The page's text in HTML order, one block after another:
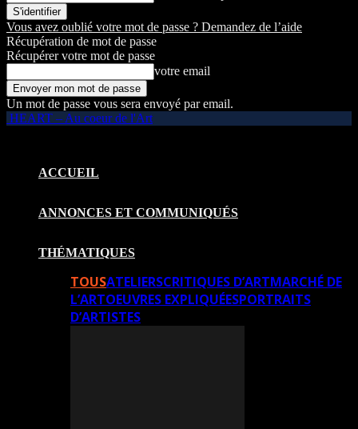
Vous avez oublié votre mot de passe ? Demandez de l’aide
Récupération de mot de passe
Récupérer votre mot de passe
votre email
Un mot de passe vous sera envoyé par email.
HEART – Au coeur de l'Art
ACCUEIL
ANNONCES ET COMMUNIQUÉS
THÉMATIQUES
TOUSATELIERSCRITIQUES D’ARTMARCHÉ DE
L’ARTOEUVRES EXPLIQUÉESPORTRAITS
D’ARTISTES